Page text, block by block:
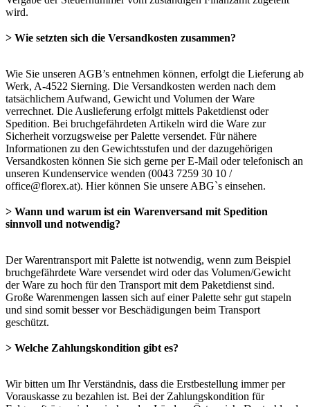
wird.
> Wie setzten sich die Versandkosten zusammen?
Wie Sie unseren AGB’s entnehmen können, erfolgt die Lieferung ab
Werk, A-4522 Sierning. Die Versandkosten werden nach dem
tatsächlichem Aufwand, Gewicht und Volumen der Ware
verrechnet. Die Auslieferung erfolgt mittels Paketdienst oder
Spedition. Bei bruchgefährdeten Artikeln wird die Ware zur
Sicherheit vorzugsweise per Palette versendet. Für nähere
Informationen zu den Gewichtsstufen und der dazugehörigen
Versandkosten können Sie sich gerne per E-Mail oder telefonisch an
unseren Kundenservice wenden (0043 7259 30 10 /
office@florex.at). Hier können Sie unsere ABG`s einsehen.
> Wann und warum ist ein Warenversand mit Spedition
sinnvoll und notwendig?
Der Warentransport mit Palette ist notwendig, wenn zum Beispiel
bruchgefährdete Ware versendet wird oder das Volumen/Gewicht
der Ware zu hoch für den Transport mit dem Paketdienst sind.
Große Warenmengen lassen sich auf einer Palette sehr gut stapeln
und sind somit besser vor Beschädigungen beim Transport
geschützt.
> Welche Zahlungskondition gibt es?
Wir bitten um Ihr Verständnis, dass die Erstbestellung immer per
Vorauskasse zu bezahlen ist. Bei der Zahlungskondition für